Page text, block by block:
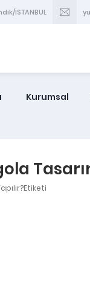
İSTANBUL
Kurumsal